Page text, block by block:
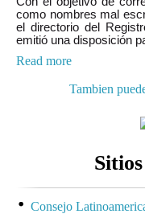
como nombres mal
el directorio del
emitió una disposición
Read more
Tambien
Consejo